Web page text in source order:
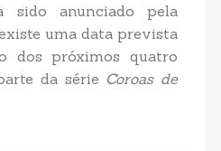
sido anunciado pela
uma data prevista
dos próximos quatro
da série Coroas de